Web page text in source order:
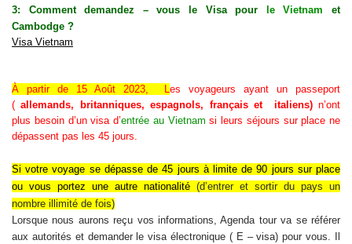
3: Comment demandez – vous le Visa pour le Vietnam et
Cambodge ?
Visa Vietnam
À partir de 15 Août 2023, Les voyageurs ayant un passeport
(allemands, britanniques, espagnols, français et italiens)n’ont
plus besoin d’un visa d’entrée au Vietnam si leurs séjours sur place ne
dépassent pas les 45 jours.
Sivotre voyage se dépasse de 45 jours à limite de 90 jours sur place
ou vous portez une autre nationalité (d’entrer et sortir du pays un
nombre illimité de fois)
Lorsque nous aurons reçu vos informations, Agenda tour va se référer
aux autorités et demander le visa électronique ( E – visa) pour vous. Il